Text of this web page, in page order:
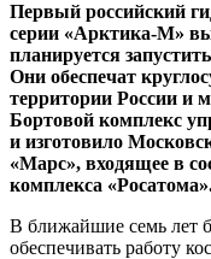
Первый российский
серии «Арктика-М»
планируется
Они обеспечат
территории России и
Бортовой комплекс
и изготовило
«Марс», входящее в
комплекса
В ближайшие семь лет
обеспечивать работу